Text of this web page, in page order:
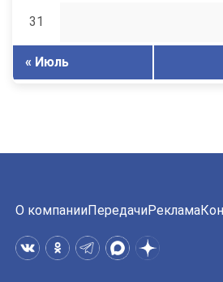
31
« Июль
О компанииПередачиРеклама